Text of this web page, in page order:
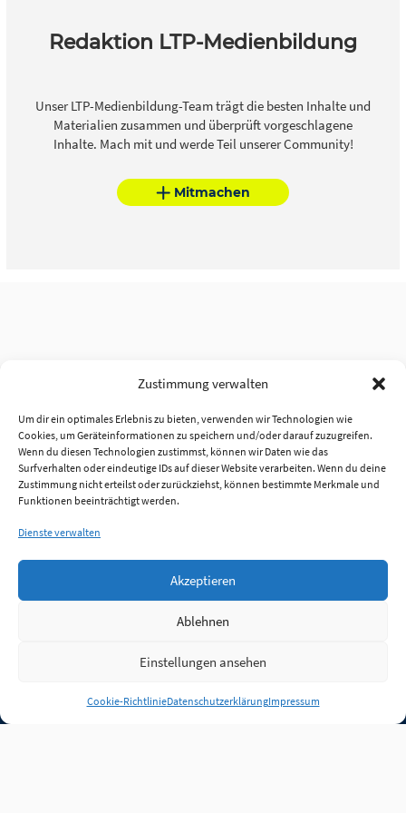
Zustimmung verwalten
Um dir ein optimales Erlebnis zu bieten, verwenden wir Technologien wie
Cookies, um Geräteinformationen zu speichern und/oder darauf zuzugreifen.
Wenn du diesen Technologien zustimmst, können wir Daten wie das
Surfverhalten oder eindeutige IDs auf dieser Website verarbeiten. Wenn du deine
Zustimmung nicht erteilst oder zurückziehst, können bestimmte Merkmale und
Funktionen beeinträchtigt werden.
Dienste verwalten
Akzeptieren
Ablehnen
Einstellungen ansehen
Cookie-RichtlinieDatenschutzerklärungImpressum
Redaktion LTP-Medienbildung
Unser LTP-Medienbildung-Team trägt die besten Inhalte und
Materialien zusammen und überprüft vorgeschlagene
Inhalte. Mach mit und werde Teil unserer Community!
Mitmachen
Anmelden
Jobs Partner FAQ Quellen